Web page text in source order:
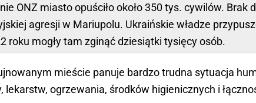
ONZ miasto opuściło około 350 tys. cywilów. Brak
agresji w Mariupolu. Ukraińskie władze
roku mogły tam zginąć dziesiątki tysięcy osób.
mieście panuje bardzo trudna sytuacja
lekarstw, ogrzewania, środków higienicznych i